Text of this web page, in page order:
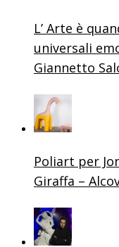
L’ Arte è
universali
Giannetto
Poliart per
Giraffa –